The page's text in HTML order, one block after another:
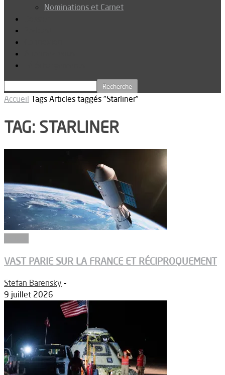
Nominations et Carnet
Accueil Tags Articles taggés "Starliner"
TAG: STARLINER
VAST PARIE SUR LA FRANCE ET RÉCIPROQUEMENT
Stefan Barensky -
9 juillet 2026